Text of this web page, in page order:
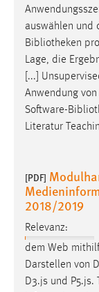
auswählen und
Bibliotheken
Lage, die
[...]
Anwendung
Software-
Literatur
[PDF]
2018/2019
Relevanz:
dem Web
Darstellen von
D3.js und P5.js.
Chat
Name:
chat-frame-
Wird
Jahre,
Login
Name:
fe_user,